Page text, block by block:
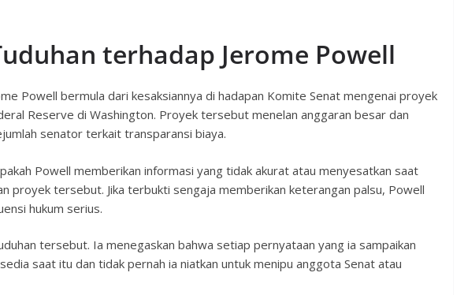
terhadap Jerome Powell
Powell bermula dari kesaksiannya di hadapan Komite Senat mengenai proyek
Reserve di Washington. Proyek tersebut menelan anggaran besar dan
senator terkait transparansi biaya.
Powell memberikan informasi yang tidak akurat atau menyesatkan saat
proyek tersebut. Jika terbukti sengaja memberikan keterangan palsu, Powell
hukum serius.
tersebut. Ia menegaskan bahwa setiap pernyataan yang ia sampaikan
saat itu dan tidak pernah ia niatkan untuk menipu anggota Senat atau